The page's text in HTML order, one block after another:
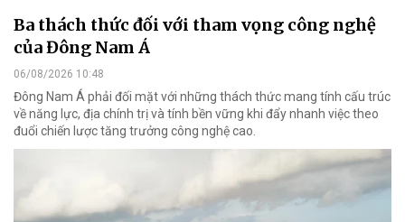
Ba thách thức đối với tham vọng công nghệ
của Đông Nam Á
06/08/2026 10:48
Đông Nam Á phải đối mặt với những thách thức mang tính cấu trúc
về năng lực, địa chính trị và tính bền vững khi đẩy nhanh việc theo
đuổi chiến lược tăng trưởng công nghệ cao.